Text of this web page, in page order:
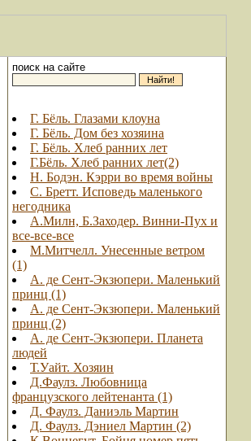
поиск на сайте
Г. Бёль. Глазами клоуна
Г. Бёль. Дом без хозяина
Г. Бёль. Хлеб ранних лет
Г.Бёль. Хлеб ранних лет(2)
Н. Бодэн. Кэрри во время войны
С. Бретт. Исповедь маленького
негодника
А.Милн, Б.Заходер. Винни-Пух и
все-все-все
М.Митчелл. Унесенные ветром
(1)
А. де Сент-Экзюпери. Маленький
принц (1)
А. де Сент-Экзюпери. Маленький
принц (2)
А. де Сент-Экзюпери. Планета
людей
Т.Уайт. Хозяин
Д.Фаулз. Любовница
французского лейтенанта (1)
Д. Фаулз. Даниэль Мартин
Д. Фаулз. Дэниел Мартин (2)